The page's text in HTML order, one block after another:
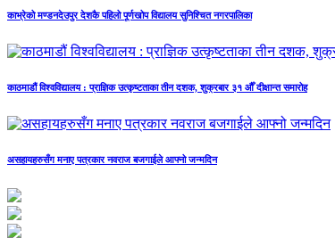
काभ्रेको मण्डनदेउपुर देशकै पहिलो पूर्णखोप विद्यालय सुनिश्चित नगरपालिका
काठमाडौं विश्वविद्यालय : प्राज्ञिक उत्कृष्टताका तीन दशक, शुक्रबार ३१ औँ दीक्षान्त समारोह
असहायहरुसँग मनाए पत्रकार नवराज बजगाईले आफ्नो जन्मदिन